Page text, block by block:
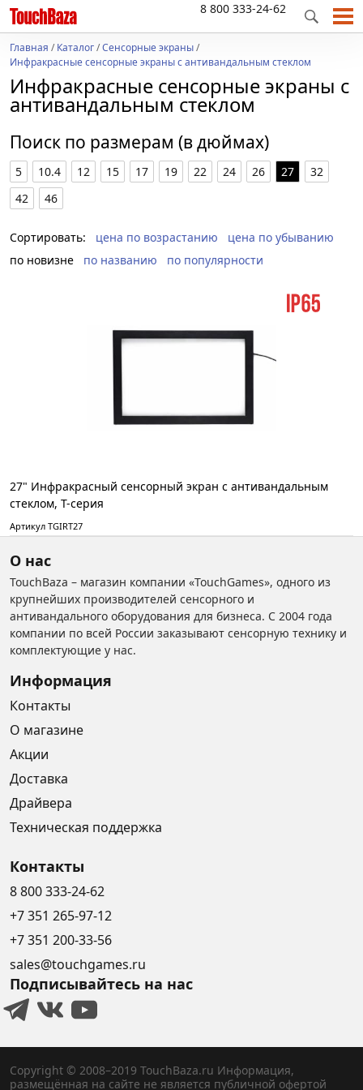
8 800 333-24-62
Главная /Каталог/Сенсорные экраны/
Инфракрасные сенсорные экраны с антивандальным стеклом
Инфракрасные сенсорные экраны с
антивандальным стеклом
Поиск по размерам (в дюймах)
5 10.4 12 15 17 19 22 24 26 27
32
42
46
Сортировать: цена по возрастанию
цена по убыванию
по новизне
по названию по популярности
27" Инфракрасный сенсорный экран с антивандальным
стеклом, T-серия
Артикул TGIRT27
О нас
TouchBaza – магазин компании «TouchGames», одного из
крупнейших производителей сенсорного и
антивандального оборудования для бизнеса. С 2004 года
компании по всей России заказывают сенсорную технику и
комплектующие у нас.
Информация
Контакты
О магазине
Акции
Доставка
Драйвера
Техническая поддержка
Контакты
8 800 333-24-62
+7 351 265-97-12
+7 351 200-33-56
sales@touchgames.ru
Подписывайтесь на нас
Copyright © 2008–2019 TouchBaza.ru Информация,
размещённая на сайте не является публичной офертой